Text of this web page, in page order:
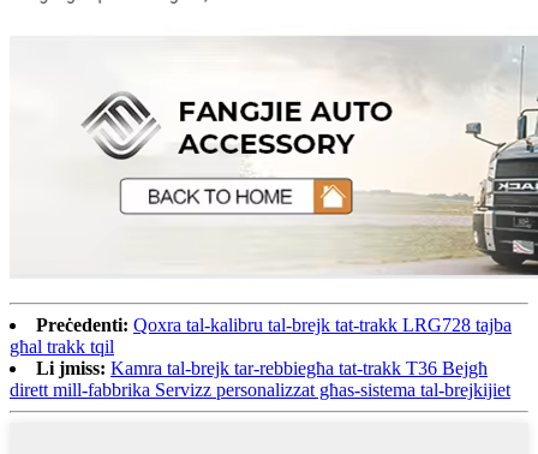
Preċedenti: Qoxra tal-kalibru tal-brejk tat-trakk LRG728 tajba
għal trakk tqil
Li jmiss: Kamra tal-brejk tar-rebbiegħa tat-trakk T36 Bejgħ
dirett mill-fabbrika Servizz personalizzat għas-sistema tal-brejkijiet